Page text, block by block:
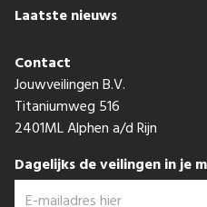
Laatste nieuws
Contact
Jouwveilingen B.V.
Titaniumweg 516
2401ML Alphen a/d Rijn
Dagelijks de veilingen in je